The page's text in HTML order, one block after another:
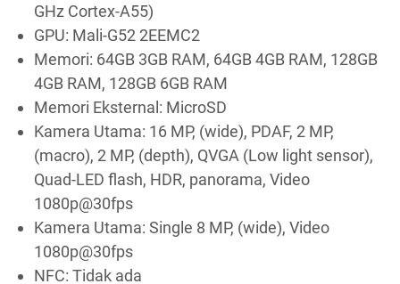
GHz Cortex-A55)
GPU: Mali-G52 2EEMC2
Memori: 64GB 3GB RAM, 64GB 4GB RAM, 128GB
4GB RAM, 128GB 6GB RAM
Memori Eksternal: MicroSD
Kamera Utama: 16 MP, (wide), PDAF, 2 MP,
(macro), 2 MP, (depth), QVGA (Low light sensor),
Quad-LED flash, HDR, panorama, Video
1080p@30fps
Kamera Utama: Single 8 MP, (wide), Video
1080p@30fps
NFC: Tidak ada